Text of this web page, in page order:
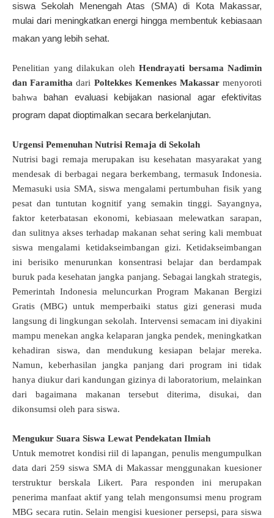
siswa Sekolah Menengah Atas (SMA) di Kota Makassar,
mulai dari meningkatkan energi hingga membentuk kebiasaan
makan yang lebih sehat.
Penelitian yang dilakukan oleh Hendrayati bersama Nadimin
dan Faramitha dari Poltekkes Kemenkes Makassarmenyoroti
bahwa bahan evaluasi kebijakan nasional agar efektivitas
program dapat dioptimalkan secara berkelanjutan.
Urgensi Pemenuhan Nutrisi Remaja di Sekolah
Nutrisi bagi remaja merupakan isu kesehatan masyarakat yang
mendesak di berbagai negara berkembang, termasuk Indonesia.
Memasuki usia SMA, siswa mengalami pertumbuhan fisik yang
pesat dan tuntutan kognitif yang semakin tinggi. Sayangnya,
faktor keterbatasan ekonomi, kebiasaan melewatkan sarapan,
dan sulitnya akses terhadap makanan sehat sering kali membuat
siswa mengalami ketidakseimbangan gizi. Ketidakseimbangan
ini berisiko menurunkan konsentrasi belajar dan berdampak
buruk pada kesehatan jangka panjang. Sebagai langkah strategis,
Pemerintah Indonesia meluncurkan Program Makanan Bergizi
Gratis (MBG) untuk memperbaiki status gizi generasi muda
langsung di lingkungan sekolah. Intervensi semacam ini diyakini
mampu menekan angka kelaparan jangka pendek, meningkatkan
kehadiran siswa, dan mendukung kesiapan belajar mereka.
Namun, keberhasilan jangka panjang dari program ini tidak
hanya diukur dari kandungan gizinya di laboratorium, melainkan
dari bagaimana makanan tersebut diterima, disukai, dan
dikonsumsi oleh para siswa.
Mengukur Suara Siswa Lewat Pendekatan Ilmiah
Untuk memotret kondisi riil di lapangan, penulis mengumpulkan
data dari 259 siswa SMA di Makassar menggunakan kuesioner
terstruktur berskala Likert. Para responden ini merupakan
penerima manfaat aktif yang telah mengonsumsi menu program
MBG secara rutin. Selain mengisi kuesioner persepsi, para siswa